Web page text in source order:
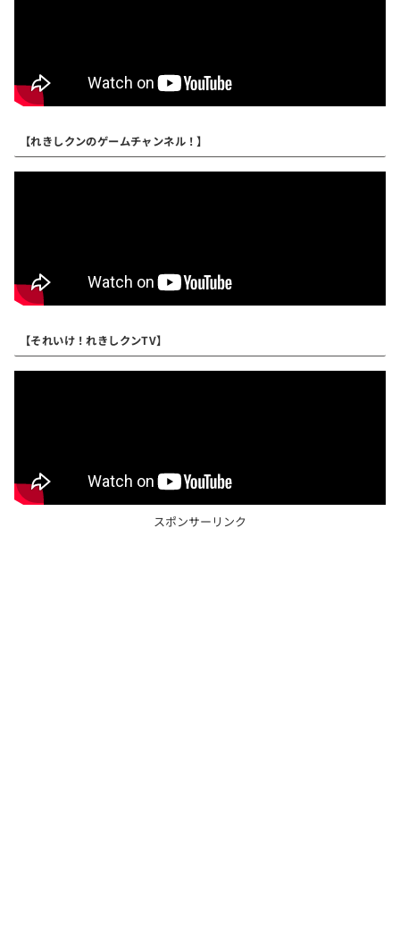
【れきしクンのゲームチャンネル！】
【それいけ！れきしクンTV】
スポンサーリンク